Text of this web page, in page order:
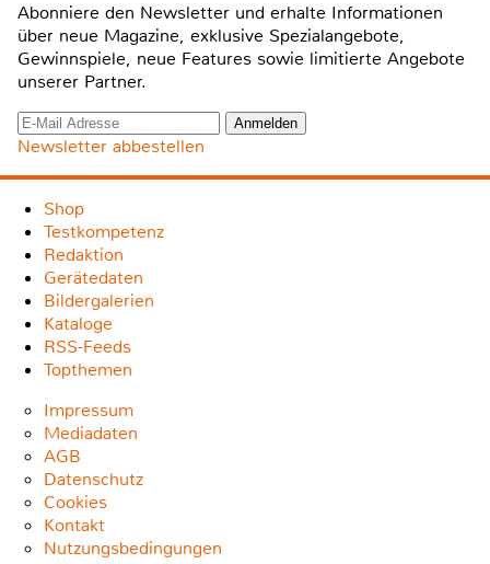
Abonniere den Newsletter und erhalte Informationen
über neue Magazine, exklusive Spezialangebote,
Gewinnspiele, neue Features sowie limitierte Angebote
unserer Partner.
Newsletter abbestellen
Shop
Testkompetenz
Redaktion
Gerätedaten
Bildergalerien
Kataloge
RSS-Feeds
Topthemen
Impressum
Mediadaten
AGB
Datenschutz
Cookies
Kontakt
Nutzungsbedingungen